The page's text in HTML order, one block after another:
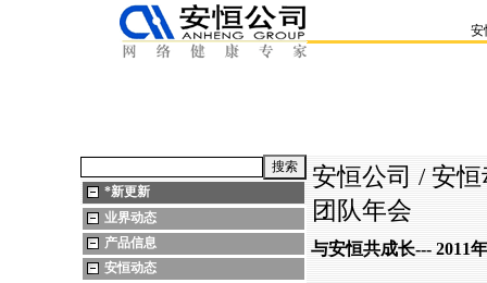
安
*新更新
业界动态
产品信息
安恒动态
安恒公司 / 安
团队年会
与安恒共成长--- 2011